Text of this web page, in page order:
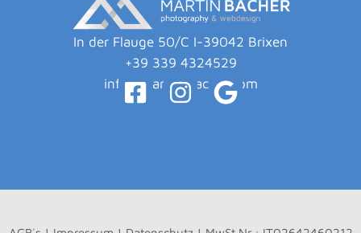
In der Flauge 50/C I-39042 Brixen
+39 339 4324529
info@martin-bacher.com